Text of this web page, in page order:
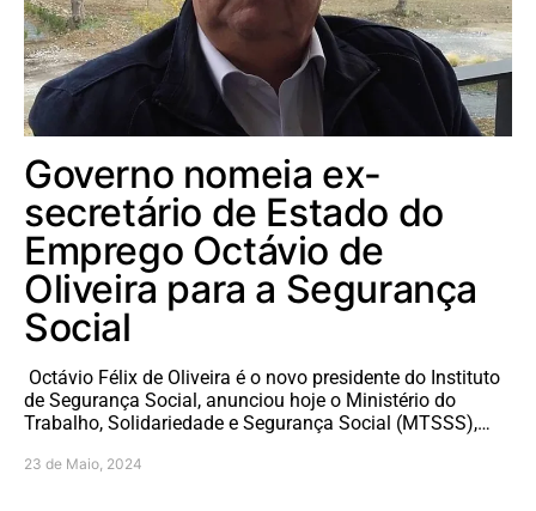
Governo nomeia ex-
secretário de Estado do
Emprego Octávio de
Oliveira para a Segurança
Social
Octávio Félix de Oliveira é o novo presidente do Instituto
de Segurança Social, anunciou hoje o Ministério do
Trabalho, Solidariedade e Segurança Social (MTSSS),…
23 de Maio, 2024